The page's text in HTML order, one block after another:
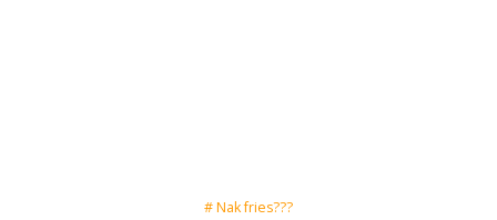
# Nak fries???